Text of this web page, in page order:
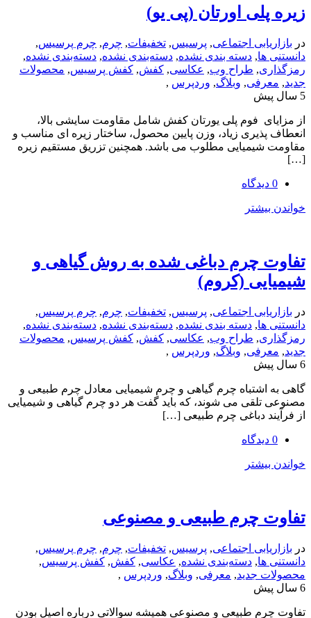
اورتان (پی یو)
اجتماعی پرسیس, تخفیفات ,چرم,چرم پرسیس,
,دسته بندی نشده,دسته‌بندی نشده,دسته‌بندی نشده,
,طراح وب,عکاسی, کفش, کفش پرسیس , محصولات
, وبلاگ, وردپرس ,
فوم پلی یورتان کفش شامل مقاومت سایشی بالا،
زیاد، وزن پایین محصول، ساختار زیره ای مناسب و
مطلوب می باشد. همچنین تزریق مستقیم زیره
چرم دباغی شده به روش گیاهی و
(کروم)
اجتماعی پرسیس, تخفیفات ,چرم,چرم پرسیس,
,دسته بندی نشده,دسته‌بندی نشده,دسته‌بندی نشده,
,طراح وب,عکاسی, کفش, کفش پرسیس , محصولات
, وبلاگ, وردپرس ,
اشتباه چرم گیاهی و چرم شیمیایی معادل چرم طبیعی و
می شوند، که باید گفت هر دو چرم گیاهی و شیمیایی
دباغی چرم طبیعی […]
چرم طبیعی و مصنوعی
اجتماعی پرسیس, تخفیفات ,چرم,چرم پرسیس,
,دسته‌بندی نشده,عکاسی, کفش, کفش پرسیس ,
جدید,معرفی, وبلاگ, وردپرس ,
طبیعی و مصنوعی همیشه سوالاتی درباره اصیل بودن